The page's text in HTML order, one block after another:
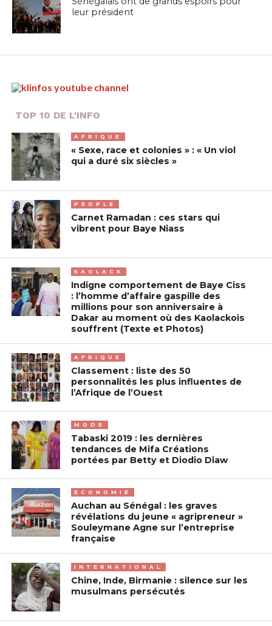
leur président
TOP 10 DE L'INFO
AFRIQUE
« Sexe, race et colonies » : « Un viol
qui a duré six siècles »
PEOPLE
Carnet Ramadan : ces stars qui
vibrent pour Baye Niass
KAOLACK
Indigne comportement de Baye Ciss
: l’homme d’affaire gaspille des
millions pour son anniversaire à
Dakar au moment où des Kaolackois
souffrent (Texte et Photos)
AFRIQUE
Classement : liste des 50
personnalités les plus influentes de
l’Afrique de l’Ouest
MODE
Tabaski 2019 : les dernières
tendances de Mifa Créations
portées par Betty et Diodio Diaw
ECONOMIE
Auchan au Sénégal : les graves
révélations du jeune « agripreneur »
Souleymane Agne sur l’entreprise
française
INTERNATIONAL
Chine, Inde, Birmanie : silence sur les
musulmans persécutés